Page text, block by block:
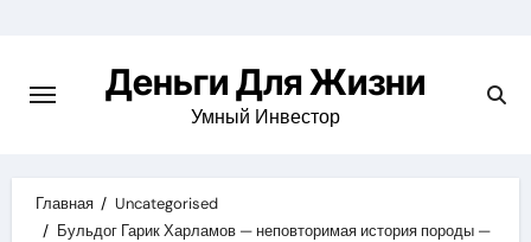
содержимомуДеньги Для Жизни
Умный Инвестор
Главная
Uncategorised
Бульдог Гарик Харламов — неповторимая история породы —